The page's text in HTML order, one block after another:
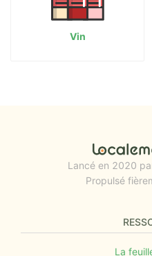
Vin
Lancé en 2020
Propulsé
La